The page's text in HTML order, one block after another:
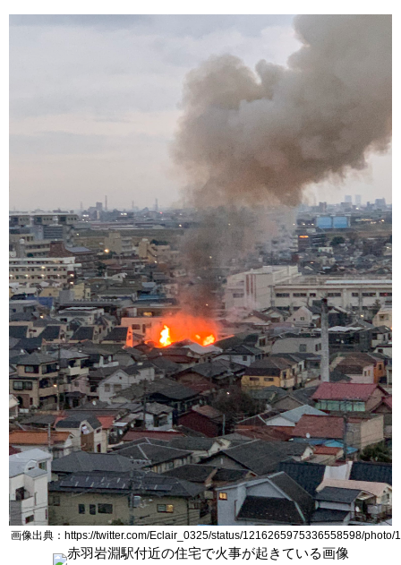
画像出典：https://twitter.com/Eclair_0325/status/1216265975336558598/photo/1